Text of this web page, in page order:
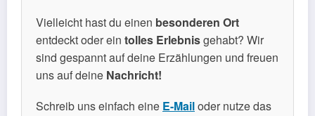
Vielleicht hast du einen besonderen Ort
entdeckt oder ein tolles Erlebnisgehabt? Wir
sind gespannt auf deine Erzählungen und freuen
uns auf deine Nachricht!
Schreib uns einfach eine E-Mailoder nutze das